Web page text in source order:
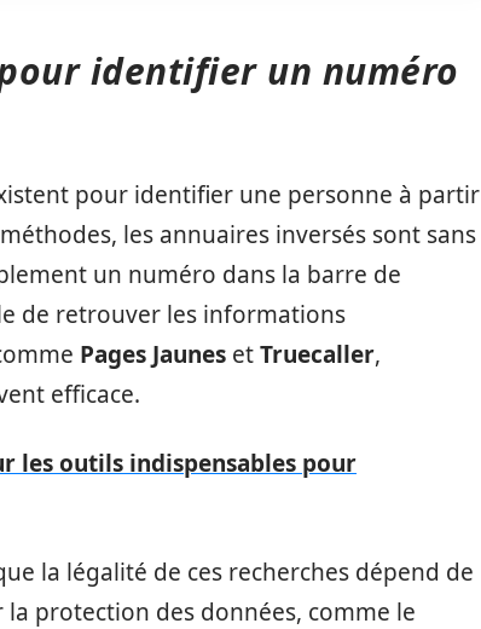
identifier un numéro
pour identifier une personne à partir
les annuaires inversés sont sans
un numéro dans la barre de
de retrouver les informations
Pages Jaunes etTruecaller,
efficace.
les outils indispensables pour
la légalité de ces recherches dépend de
protection des données, comme le